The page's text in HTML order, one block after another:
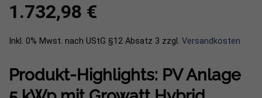
1.732,98 €
Inkl. 0% Mwst. nach UStG §12 Absatz 3 zzgl. Versandkosten
Produkt-Highlights: PV Anlage